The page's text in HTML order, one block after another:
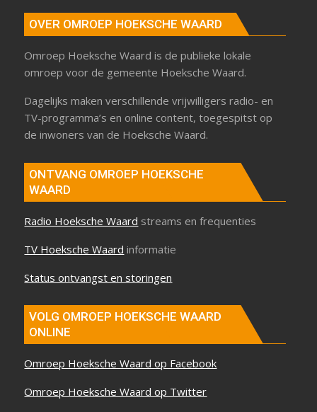
OVER OMROEP HOEKSCHE WAARD
Omroep Hoeksche Waard is de publieke lokale
omroep voor de gemeente Hoeksche Waard.
Dagelijks maken verschillende vrijwilligers radio- en
TV-programma’s en online content, toegespitst op
de inwoners van de Hoeksche Waard.
ONTVANG OMROEP HOEKSCHE
WAARD
Radio Hoeksche Waard streams en frequenties
TV Hoeksche Waard informatie
Status ontvangst en storingen
VOLG OMROEP HOEKSCHE WAARD
ONLINE
Omroep Hoeksche Waard op Facebook
Omroep Hoeksche Waard op Twitter